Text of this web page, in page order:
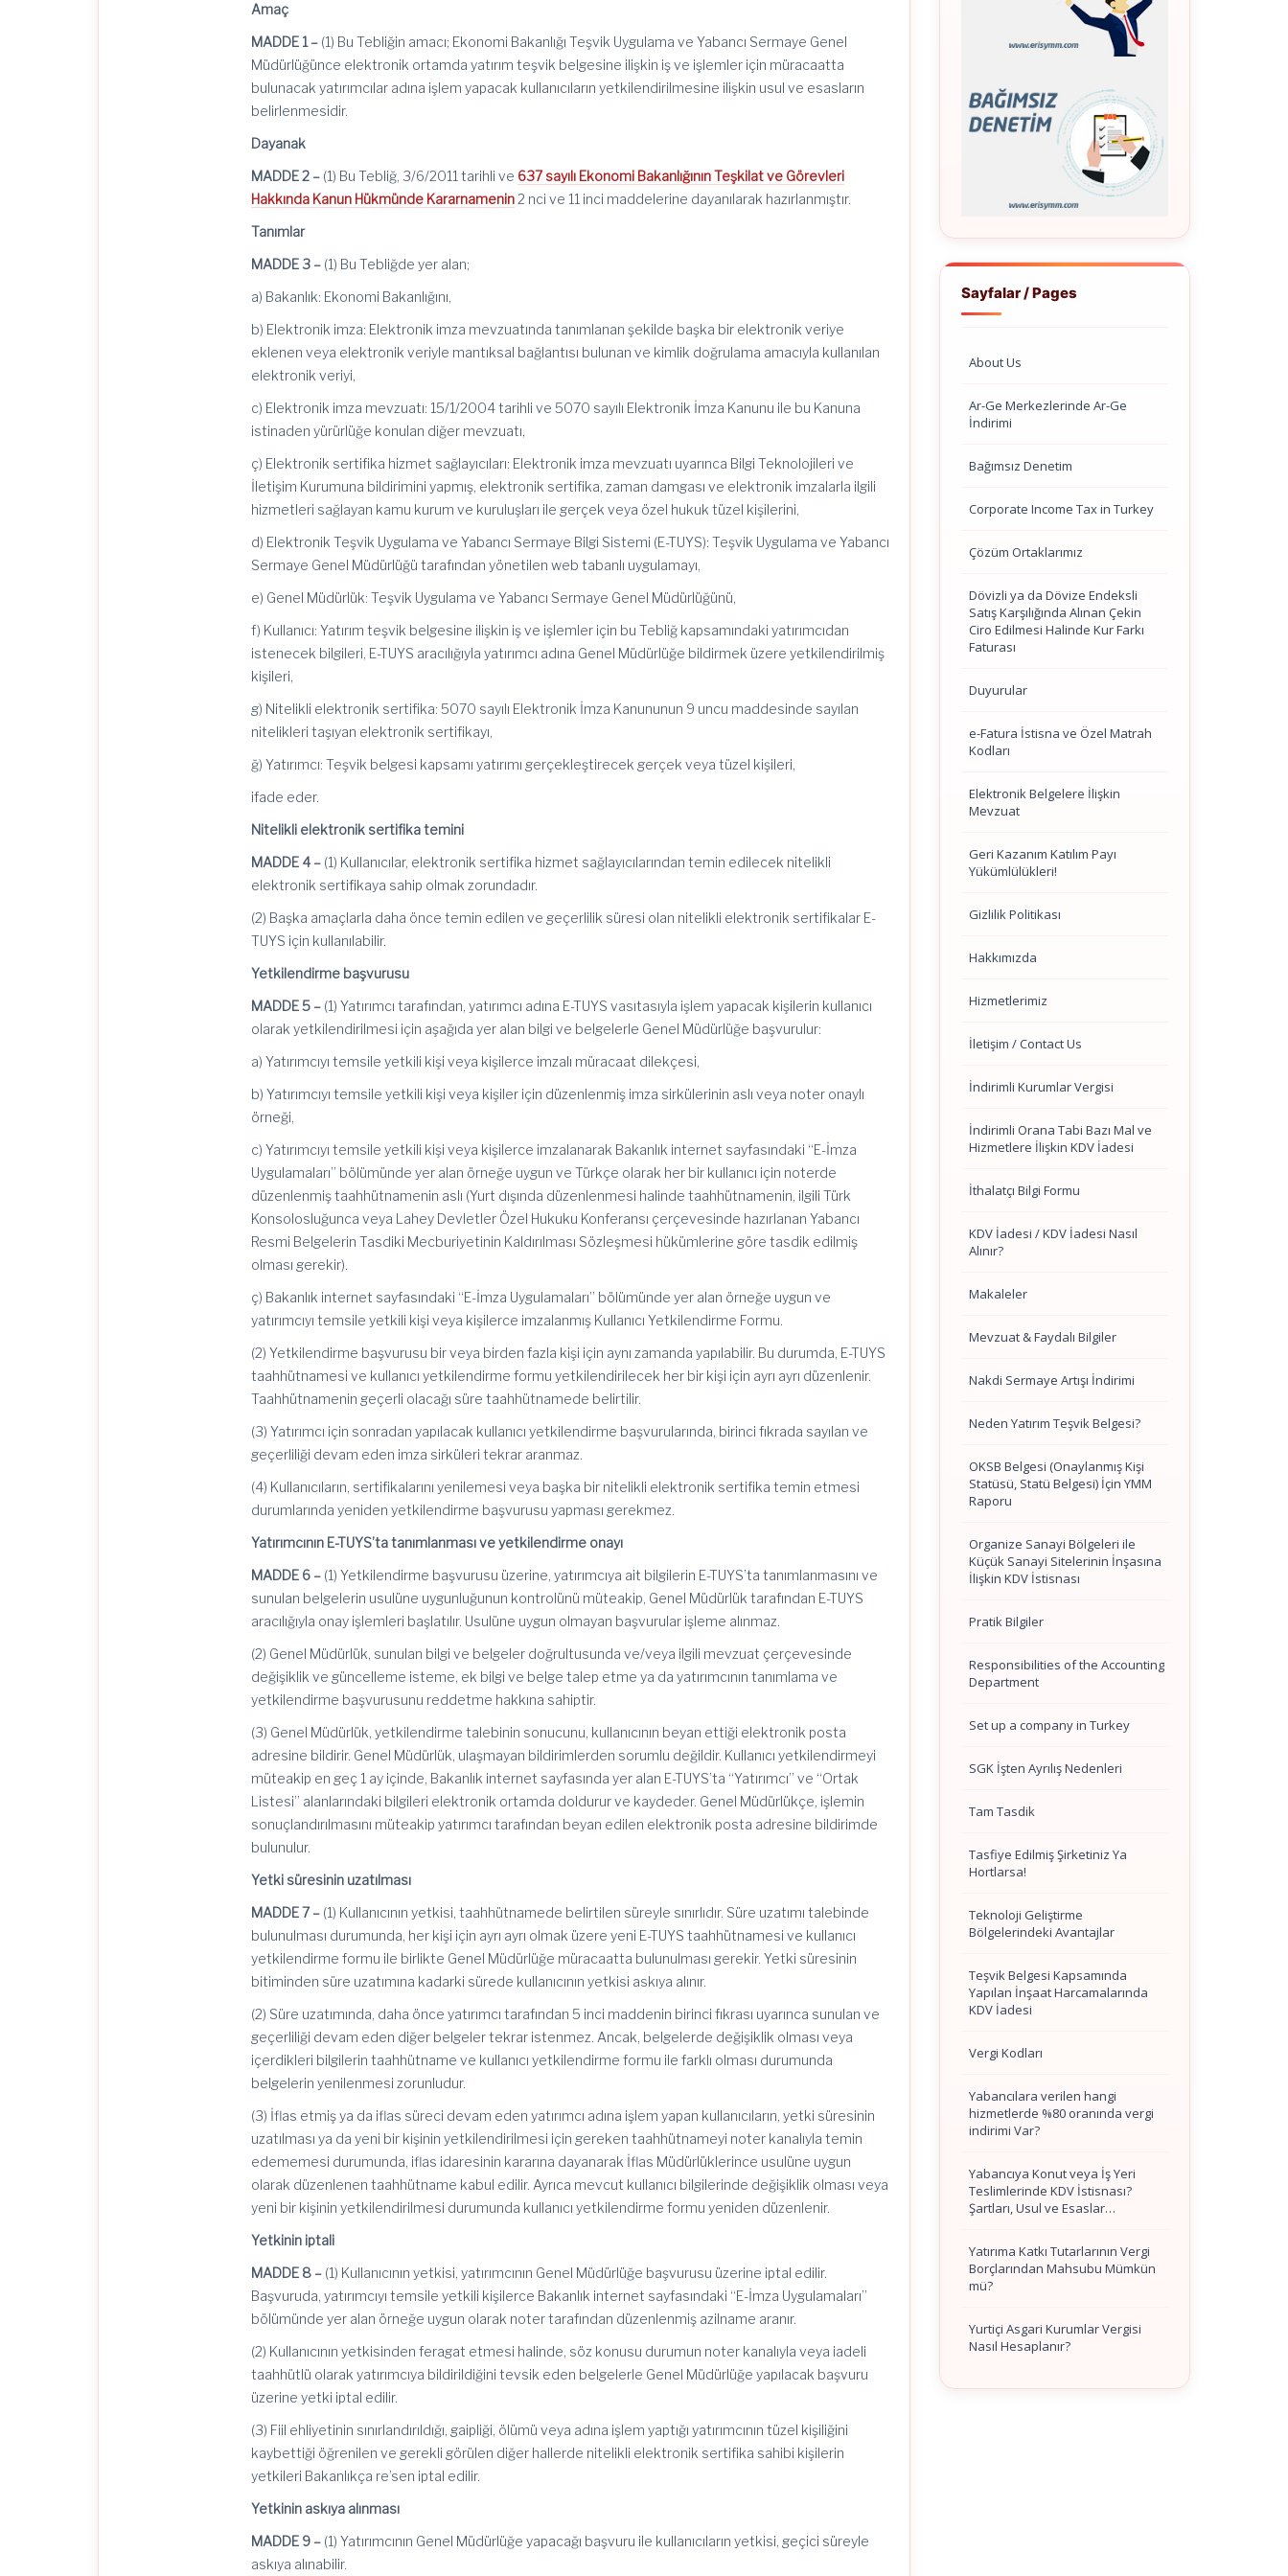
Amaç
MADDE 1 – (1) Bu Tebliğin amacı; Ekonomi Bakanlığı Teşvik Uygulama ve Yabancı Sermaye Genel
Müdürlüğünce elektronik ortamda yatırım teşvik belgesine ilişkin iş ve işlemler için müracaatta
bulunacak yatırımcılar adına işlem yapacak kullanıcıların yetkilendirilmesine ilişkin usul ve esasların
belirlenmesidir.
Dayanak
MADDE 2 – (1) Bu Tebliğ, 3/6/2011 tarihli ve 637 sayılı Ekonomi Bakanlığının Teşkilat ve Görevleri
Hakkında Kanun Hükmünde Kararnamenin2 nci ve 11 inci maddelerine dayanılarak hazırlanmıştır.
Tanımlar
MADDE 3 – (1) Bu Tebliğde yer alan;
a) Bakanlık: Ekonomi Bakanlığını,
b) Elektronik imza: Elektronik imza mevzuatında tanımlanan şekilde başka bir elektronik veriye
eklenen veya elektronik veriyle mantıksal bağlantısı bulunan ve kimlik doğrulama amacıyla kullanılan
elektronik veriyi,
c) Elektronik imza mevzuatı: 15/1/2004tarihli ve 5070 sayılı Elektronik İmza Kanunu ile bu Kanuna
istinaden yürürlüğe konulan diğer mevzuatı,
ç) Elektronik sertifika hizmet sağlayıcıları: Elektronik imza mevzuatı uyarınca Bilgi Teknolojileri ve
İletişim Kurumuna bildirimini yapmış, elektronik sertifika, zaman damgası ve elektronik imzalarla ilgili
hizmetleri sağlayan kamu kurum ve kuruluşları ile gerçek veya özel hukuk tüzel kişilerini,
d) Elektronik Teşvik Uygulama ve Yabancı Sermaye Bilgi Sistemi (E-TUYS): Teşvik Uygulama ve Yabancı
Sermaye Genel Müdürlüğü tarafından yönetilen web tabanlı uygulamayı,
e) Genel Müdürlük: Teşvik Uygulama ve Yabancı Sermaye Genel Müdürlüğünü,
f) Kullanıcı: Yatırım teşvik belgesine ilişkin iş ve işlemler için bu Tebliğ kapsamındaki yatırımcıdan
istenecek bilgileri, E-TUYS aracılığıyla yatırımcı adına Genel Müdürlüğe bildirmek üzere yetkilendirilmiş
kişileri,
g) Nitelikli elektronik sertifika: 5070 sayılı Elektronik İmza Kanununun 9 uncu maddesinde sayılan
nitelikleri taşıyan elektronik sertifikayı,
ğ) Yatırımcı: Teşvik belgesi kapsamı yatırımı gerçekleştirecek gerçek veya tüzel kişileri,
ifade eder.
Nitelikli elektronik sertifika temini
MADDE 4 – (1) Kullanıcılar, elektronik sertifika hizmet sağlayıcılarından temin edilecek nitelikli
elektronik sertifikaya sahip olmak zorundadır.
(2) Başka amaçlarla daha önce temin edilen ve geçerlilik süresi olan nitelikli elektronik sertifikalar E-
TUYS için kullanılabilir.
Yetkilendirme başvurusu
MADDE 5 – (1) Yatırımcı tarafından, yatırımcı adına E-TUYS vasıtasıyla işlem yapacak kişilerin kullanıcı
olarak yetkilendirilmesi için aşağıda yer alan bilgi ve belgelerle Genel Müdürlüğe başvurulur:
a) Yatırımcıyı temsile yetkili kişi veya kişilerce imzalı müracaat dilekçesi,
b) Yatırımcıyı temsile yetkili kişi veya kişiler için düzenlenmiş imza sirkülerinin aslı veya noter onaylı
örneği,
c) Yatırımcıyı temsile yetkili kişi veya kişilerce imzalanarak Bakanlık internet sayfasındaki “E-İmza
Uygulamaları” bölümünde yer alan örneğe uygun ve Türkçe olarak her bir kullanıcı için noterde
düzenlenmiş taahhütnamenin aslı (Yurt dışında düzenlenmesi halinde taahhütnamenin, ilgili Türk
Konsolosluğunca veya Lahey Devletler Özel Hukuku Konferansı çerçevesinde hazırlanan Yabancı
Resmi Belgelerin Tasdiki Mecburiyetinin Kaldırılması Sözleşmesi hükümlerine göre tasdik edilmiş
olması gerekir).
ç) Bakanlık internet sayfasındaki “E-İmza Uygulamaları” bölümünde yer alan örneğe uygun ve
yatırımcıyı temsile yetkili kişi veya kişilerce imzalanmış Kullanıcı Yetkilendirme Formu.
(2) Yetkilendirme başvurusu bir veya birden fazla kişi için aynı zamanda yapılabilir. Bu durumda, E-TUYS
taahhütnamesi ve kullanıcı yetkilendirme formu yetkilendirilecek her bir kişi için ayrı ayrı düzenlenir.
Taahhütnamenin geçerli olacağı süre taahhütnamede belirtilir.
(3) Yatırımcı için sonradan yapılacak kullanıcı yetkilendirme başvurularında, birinci fıkrada sayılan ve
geçerliliği devam eden imza sirküleri tekrar aranmaz.
(4) Kullanıcıların, sertifikalarını yenilemesi veya başka bir nitelikli elektronik sertifika temin etmesi
durumlarında yeniden yetkilendirme başvurusu yapması gerekmez.
Yatırımcının E-TUYS’tatanımlanması ve yetkilendirme onayı
MADDE 6 – (1) Yetkilendirme başvurusu üzerine, yatırımcıya ait bilgilerin E-TUYS’ta tanımlanmasını ve
sunulan belgelerin usulüne uygunluğunun kontrolünü müteakip, Genel Müdürlük tarafından E-TUYS
aracılığıyla onay işlemleri başlatılır. Usulüne uygun olmayan başvurular işleme alınmaz.
(2) Genel Müdürlük, sunulan bilgi ve belgeler doğrultusunda ve/veya ilgili mevzuat çerçevesinde
değişiklik ve güncelleme isteme, ek bilgi ve belge talep etme ya da yatırımcının tanımlama ve
yetkilendirme başvurusunu reddetme hakkına sahiptir.
(3) Genel Müdürlük, yetkilendirme talebinin sonucunu, kullanıcının beyan ettiği elektronik posta
adresine bildirir. Genel Müdürlük, ulaşmayan bildirimlerden sorumlu değildir. Kullanıcı yetkilendirmeyi
müteakip en geç 1 ay içinde, Bakanlık internet sayfasında yer alan E-TUYS’ta “Yatırımcı” ve “Ortak
Listesi” alanlarındaki bilgileri elektronik ortamda doldurur ve kaydeder. Genel Müdürlükçe, işlemin
sonuçlandırılmasını müteakip yatırımcı tarafından beyan edilen elektronik posta adresine bildirimde
bulunulur.
Yetki süresinin uzatılması
MADDE 7 – (1) Kullanıcının yetkisi, taahhütnamede belirtilen süreyle sınırlıdır. Süre uzatımı talebinde
bulunulması durumunda, her kişi için ayrı ayrı olmak üzere yeni E-TUYS taahhütnamesi ve kullanıcı
yetkilendirme formu ile birlikte Genel Müdürlüğe müracaatta bulunulması gerekir. Yetki süresinin
bitiminden süre uzatımına kadarki sürede kullanıcının yetkisi askıya alınır.
(2) Süre uzatımında, daha önce yatırımcı tarafından 5 inci maddenin birinci fıkrası uyarınca sunulan ve
geçerliliği devam eden diğer belgeler tekrar istenmez. Ancak, belgelerde değişiklik olması veya
içerdikleri bilgilerin taahhütname ve kullanıcı yetkilendirme formu ile farklı olması durumunda
belgelerin yenilenmesi zorunludur.
(3) İflas etmiş ya da iflas süreci devam eden yatırımcı adına işlem yapan kullanıcıların, yetki süresinin
uzatılması ya da yeni bir kişinin yetkilendirilmesi için gereken taahhütnameyi noter kanalıyla temin
edememesi durumunda, iflas idaresinin kararına dayanarak İflas Müdürlüklerince usulüne uygun
olarak düzenlenen taahhütname kabul edilir. Ayrıca mevcut kullanıcı bilgilerinde değişiklik olması veya
yeni bir kişinin yetkilendirilmesi durumunda kullanıcı yetkilendirme formu yeniden düzenlenir.
Yetkinin iptali
MADDE 8 – (1) Kullanıcının yetkisi, yatırımcının Genel Müdürlüğe başvurusu üzerine iptal edilir.
Başvuruda, yatırımcıyı temsile yetkili kişilerce Bakanlık internet sayfasındaki “E-İmza Uygulamaları”
bölümünde yer alan örneğe uygun olarak noter tarafından düzenlenmiş azilname aranır.
(2) Kullanıcının yetkisinden feragat etmesi halinde, söz konusu durumun noter kanalıyla veya iadeli
taahhütlü olarak yatırımcıya bildirildiğini tevsik eden belgelerle Genel Müdürlüğe yapılacak başvuru
üzerine yetki iptal edilir.
(3) Fiil ehliyetinin sınırlandırıldığı, gaipliği, ölümü veya adına işlem yaptığı yatırımcının tüzel kişiliğini
kaybettiği öğrenilen ve gerekli görülen diğer hallerde nitelikli elektronik sertifika sahibi kişilerin
yetkileri Bakanlıkça re’sen iptal edilir.
Yetkinin askıya alınması
MADDE 9 – (1) Yatırımcının Genel Müdürlüğe yapacağı başvuru ile kullanıcıların yetkisi, geçici süreyle
askıya alınabilir.
Sayfalar / Pages
About Us
Ar-Ge Merkezlerinde Ar-Ge
İndirimi
Bağımsız Denetim
Corporate Income Tax in Turkey
Çözüm Ortaklarımız
Dövizli ya da Dövize Endeksli
Satış Karşılığında Alınan Çekin
Ciro Edilmesi Halinde Kur Farkı
Faturası
Duyurular
e-Fatura İstisna ve Özel Matrah
Kodları
Elektronik Belgelere İlişkin
Mevzuat
Geri Kazanım Katılım Payı
Yükümlülükleri!
Gizlilik Politikası
Hakkımızda
Hizmetlerimiz
İletişim / Contact Us
İndirimli Kurumlar Vergisi
İndirimli Orana Tabi Bazı Mal ve
Hizmetlere İlişkin KDV İadesi
İthalatçı Bilgi Formu
KDV İadesi / KDV İadesi Nasıl
Alınır?
Makaleler
Mevzuat & Faydalı Bilgiler
Nakdi Sermaye Artışı İndirimi
Neden Yatırım Teşvik Belgesi?
OKSB Belgesi (Onaylanmış Kişi
Statüsü, Statü Belgesi) İçin YMM
Raporu
Organize Sanayi Bölgeleri ile
Küçük Sanayi Sitelerinin İnşasına
İlişkin KDV İstisnası
Pratik Bilgiler
Responsibilities of the Accounting
Department
Set up a company in Turkey
SGK İşten Ayrılış Nedenleri
Tam Tasdik
Tasfiye Edilmiş Şirketiniz Ya
Hortlarsa!
Teknoloji Geliştirme
Bölgelerindeki Avantajlar
Teşvik Belgesi Kapsamında
Yapılan İnşaat Harcamalarında
KDV İadesi
Vergi Kodları
Yabancılara verilen hangi
hizmetlerde %80 oranında vergi
indirimi Var?
Yabancıya Konut veya İş Yeri
Teslimlerinde KDV İstisnası?
Şartları, Usul ve Esaslar…
Yatırıma Katkı Tutarlarının Vergi
Borçlarından Mahsubu Mümkün
mü?
Yurtiçi Asgari Kurumlar Vergisi
Nasıl Hesaplanır?